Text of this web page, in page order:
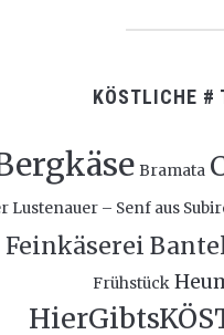
KÖSTLICHE #
Bramata
Lustenauer – Senf aus
Feinkäserei
Frühstück